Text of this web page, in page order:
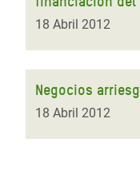
18 Abril 2012
Negocios
18 Abril 2012